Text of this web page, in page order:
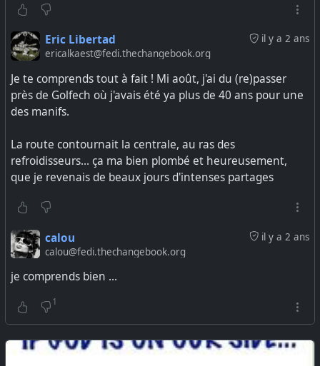
il y a 2 ans
Eric Libertad
ericalkaest@fedi.thechangebook.org
Je te comprends tout à fait ! Mi août, j'ai du (re)passer
près de Golfech où j'avais été ya plus de 40 ans pour une
des manifs.
La route contournait la centrale, au ras des
refroidisseurs... ça ma bien plombé et heureusement,
que je revenais de beaux jours d'intenses partages
il y a 2 ans
calou
calou@fedi.thechangebook.org
je comprends bien ...
1